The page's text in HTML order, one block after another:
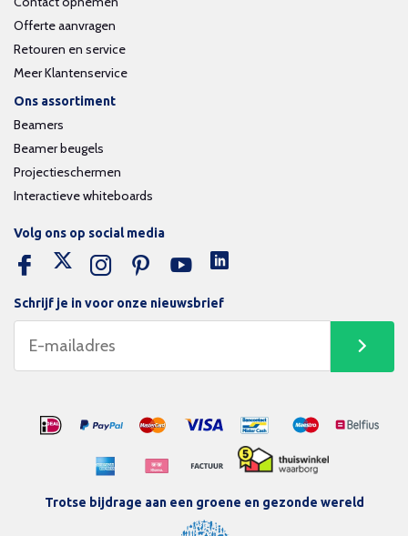
Offerte aanvragen
Retouren en service
Meer Klantenservice
Ons assortiment
Beamers
Beamer beugels
Projectieschermen
Interactieve whiteboards
Schrijf je in voor onze nieuwsbrief
Volg ons op social media
Trotse bijdrage aan een groene en gezonde wereld